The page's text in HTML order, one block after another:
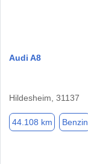
Audi A8
Hildesheim, 31137
44.108 km Benzin